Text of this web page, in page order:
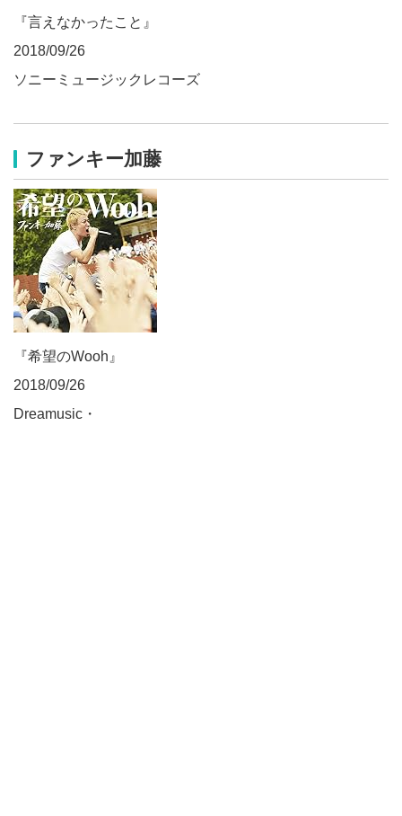
『言えなかったこと』
2018/09/26
ソニーミュージックレコーズ
ファンキー加藤
『希望のWooh』
2018/09/26
Dreamusic・